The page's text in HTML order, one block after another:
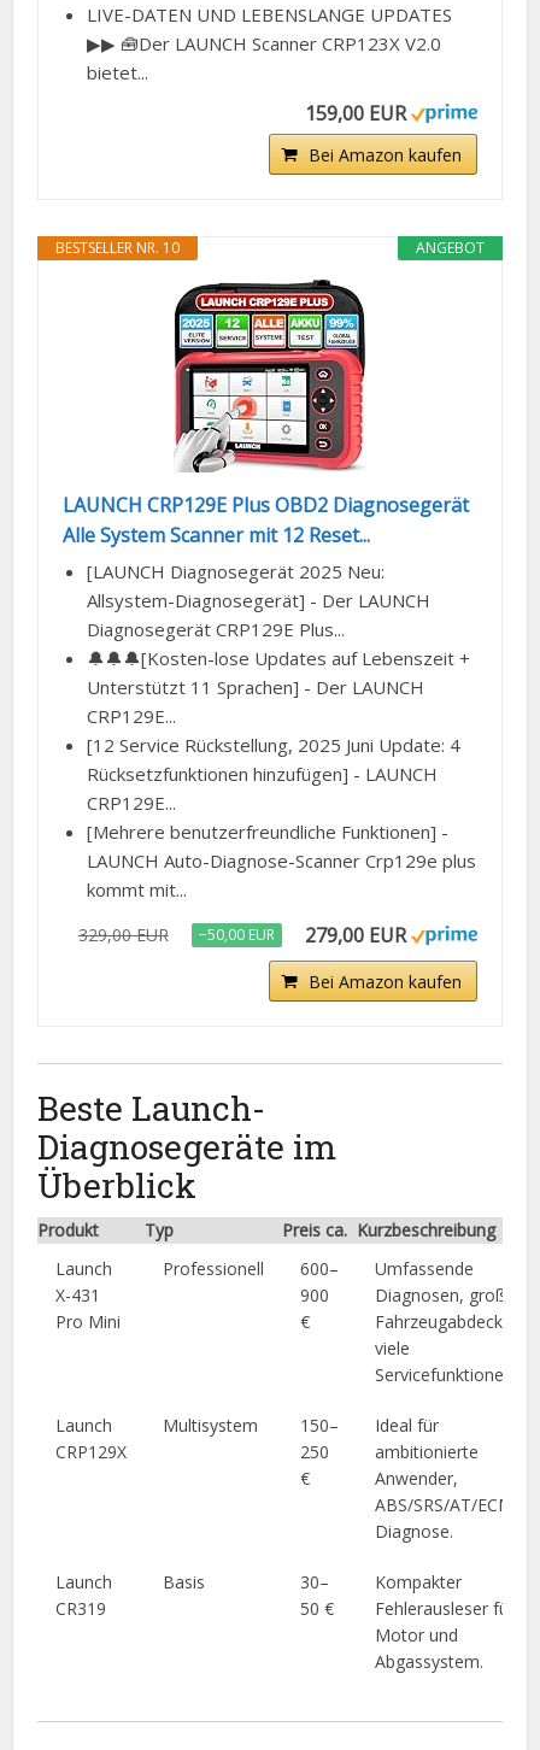
LIVE-DATEN UND LEBENSLANGE UPDATES
▶︎▶︎ 🧰Der LAUNCH Scanner CRP123X V2.0
bietet...
159,00 EUR
Bei Amazon kaufen
ANGEBOT
BESTSELLER NR. 10
LAUNCH CRP129E Plus OBD2 Diagnosegerät
Alle System Scanner mit 12 Reset...
[LAUNCH Diagnosegerät 2025 Neu:
Allsystem-Diagnosegerät] - Der LAUNCH
Diagnosegerät CRP129E Plus...
🔔🔔🔔[Kosten-lose Updates auf Lebenszeit +
Unterstützt 11 Sprachen] - Der LAUNCH
CRP129E...
[12 Service Rückstellung, 2025 Juni Update: 4
Rücksetzfunktionen hinzufügen] - LAUNCH
CRP129E...
[Mehrere benutzerfreundliche Funktionen] -
LAUNCH Auto-Diagnose-Scanner Crp129e plus
kommt mit...
329,00 EUR −50,00 EUR 279,00 EUR
Bei Amazon kaufen
Beste Launch-
Diagnosegeräte im
Überblick
Produkt Typ Preis ca. Kurzbeschreibung
Launch
X-431
Pro Mini
Professionell
600–
900
€
Umfassende
Diagnosen, große
Fahrzeugabdeckung,
viele
Servicefunktionen.
Launch
CRP129X
Multisystem
150–
250
€
Ideal für
ambitionierte
Anwender,
ABS/SRS/AT/ECM-
Diagnose.
Launch
CR319
Basis
30–
50 €
Kompakter
Fehlerausleser für
Motor und
Abgassystem.